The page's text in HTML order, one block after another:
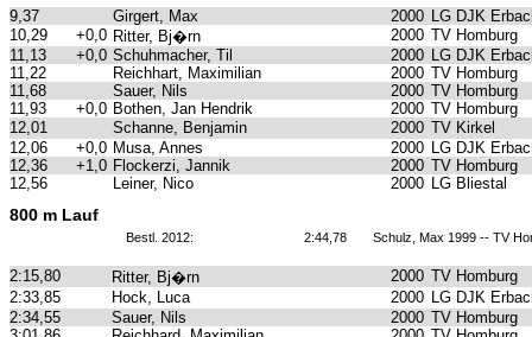
9,37 Girgert, Max 2000 LG DJK
10,29
+0,0 Ritter, Bj�rn 2000 TV Homburg
11,13
+0,0 Schuhmacher, Til 2000 LG DJK
11,22
Reichhart, Maximilian 2000 TV Homburg
11,68
Sauer, Nils 2000 TV Homburg
11,93
+0,0 Bothen, Jan Hendrik 2000 TV Homburg
12,01
Schanne, Benjamin 2000 TV Kirkel
12,06
+0,0 Musa, Annes 2000 LG DJK
12,36
+1,0 Flockerzi, Jannik 2000 TV Homburg
12,56
Leiner, Nico 2000 LG Bliestal
800 m Lauf
Bestl. 2012: 2:44,78 Schulz, Max 1999 -- TV
2:15,80 Ritter, Bj�rn 2000 TV Homburg
2:33,85
Hock, Luca 2000 LG DJK
2:34,55
Sauer, Nils 2000 TV Homburg